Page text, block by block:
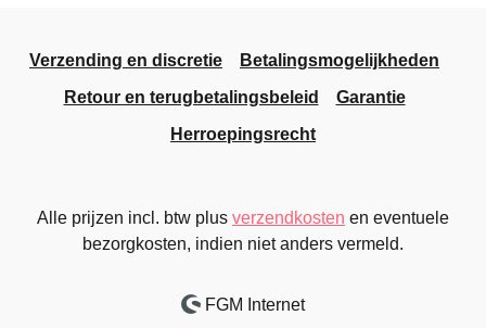
Verzending en discretie
Betalingsmogelijkheden
Retour en terugbetalingsbeleid
Garantie
Herroepingsrecht
Alle prijzen incl. btw plus verzendkosten en eventuele
bezorgkosten, indien niet anders vermeld.
FGM Internet